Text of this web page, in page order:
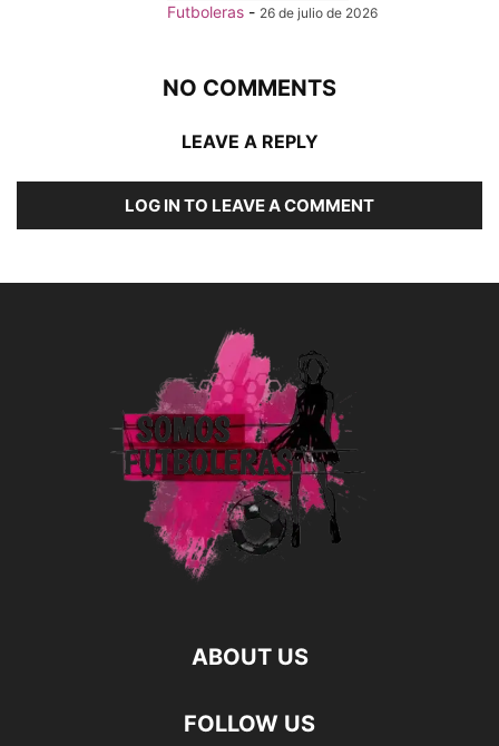
Futboleras - 26 de julio de 2026
NO COMMENTS
LEAVE A REPLY
LOG IN TO LEAVE A COMMENT
ABOUT US
FOLLOW US